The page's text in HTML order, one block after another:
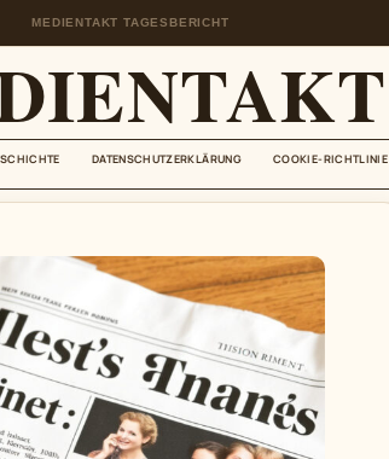
MEDIENTAKT TAGESBERICHT
DATENSCHUTZERKLÄRUNG COOKIE-RICHTLINIE